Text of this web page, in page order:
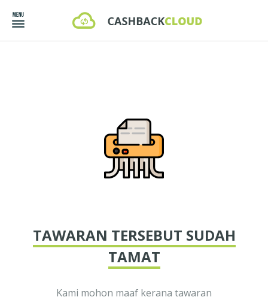
TAWARAN TERSEBUT SUDAH
TAMAT
Kami mohon maaf kerana tawaran